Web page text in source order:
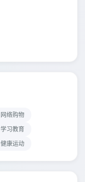
网络购物
学习教育
健康运动